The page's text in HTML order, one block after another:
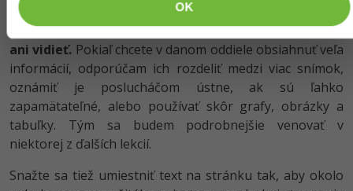
OK
už prezentácia začína vyzerať skôr ako textový
dokument. V takom prípade nebude z diaľkymalý text
ani vidieť. Pokiaľ chcete v danom oddiele obsiahnuť veľa
informácií, odporúčam ich rozdeliť medzi viac snímok,
oznámiť je poslucháčom ústne, ak sú ľahko
zapamätateľné, alebo používať skôr grafy, obrázky a
tabuľky. Tým sa budem podrobnejšie venovať v
niektorej z ďalších lekcií.
Snažte sa tiež umiestniť text na stránku tak, aby okolo